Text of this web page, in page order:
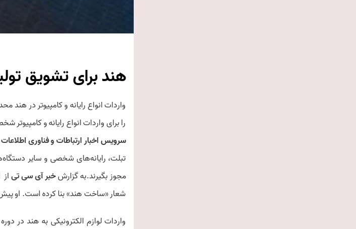
هند برای تشویق
واردات انواع رایانه و کامپیوتر در
را برای واردات انواع رایانه و
سرویساخبار ارتباطات و فناوری اطلاعات
تبلت، رایانه‌های شخصی و سایر
مجوز بگیرند.به گزارشخبر آی سی تیاز
شعار «ساخت هند» بنا کرده است. او